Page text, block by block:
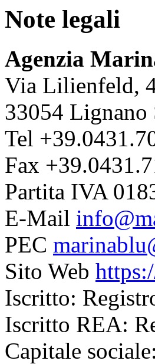
Note legali
Agenzia
Via Lilienfeld,
33054
Tel
Fax
Partita IVA
E-Mail
PEC
Sito Web
Iscritto:
Iscritto REA:
Capitale